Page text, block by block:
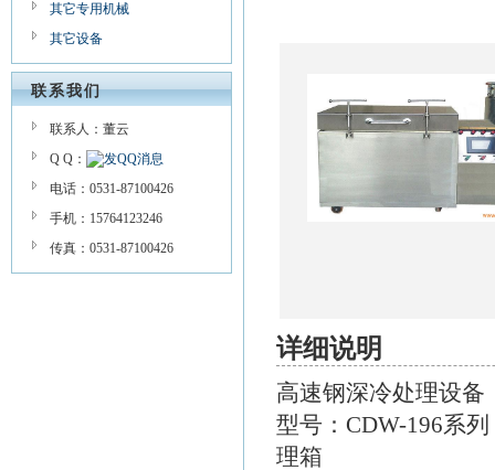
其它专用机械
其它设备
联系我们
联系人：董云
Q Q：
电话：0531-87100426
手机：15764123246
传真：0531-87100426
详细说明
高速钢深冷处理设备
型号：CDW-196系
理箱